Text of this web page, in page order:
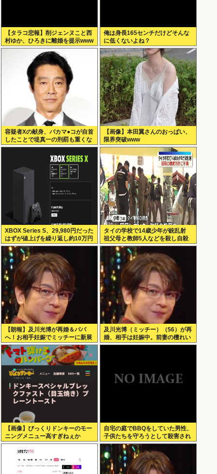
【タラコ悲報】削ジェンヌこと西
村ゆか、ひろきに離婚を提示www
俺は身長165センチだけどそんな
に低くないよね？
容疑者Xの献身、バカマ●コが自首
したことで堤真一の刑罰も重くな
るwww
【画像】本田翼さんのおっぱい、
限界突破www
XBOX Series S、29,980円だった
はずが値上げを繰り返し約10万円
弱
タイの学校で14歳少年が銃乱射
祖父母と教師5人などを殺し自殺
【朗報】及川光博が再婚＆パパ
へ！お相手妊娠でミッチーに新展
開
及川光博（ミッチー）（56）が再
婚、相手は妊娠中。前妻の檀れい
とは18年に離婚し子供はなし
【画像】びっくりドンキーのモー
ニングメニュー高すぎねぇか
自宅の庭でBBQをしていた男性、
子供たちを守ろうとして殺害され
てしまう